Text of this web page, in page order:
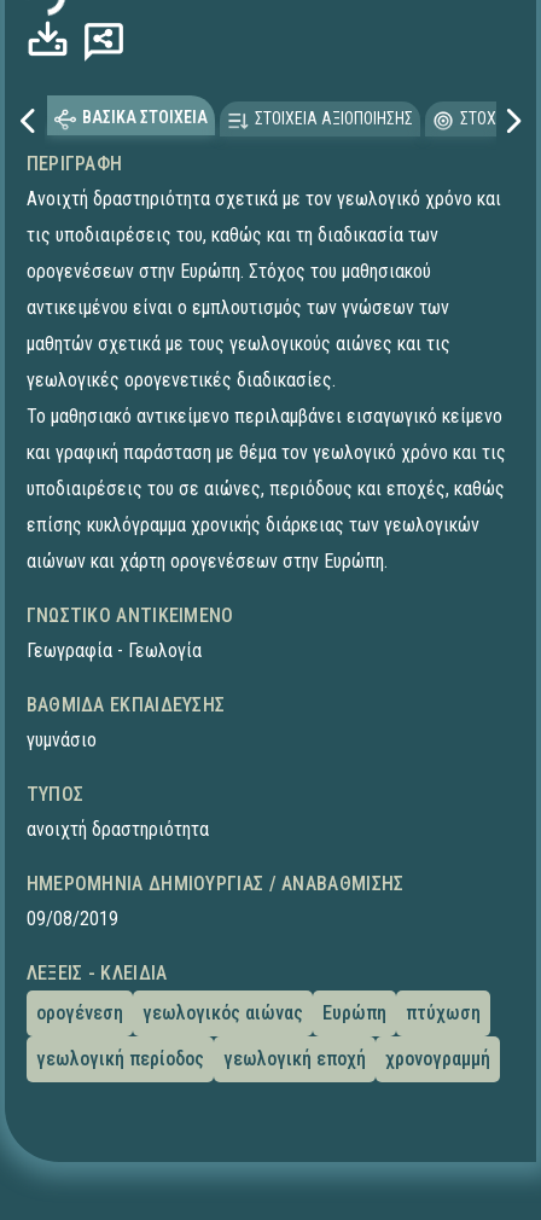
ΒΑΣΙΚΑ ΣΤΟΙΧΕΙΑ ΣΤΟΙΧΕΙΑ ΑΞΙΟΠΟΙΗΣΗΣ
ΠΕΡΙΓΡΑΦΉ
Ανοιχτή δραστηριότητα σχετικά με τον γεωλογικό χρόνο και
τις υποδιαιρέσεις του, καθώς και τη διαδικασία των
ορογενέσεων στην Ευρώπη. Στόχος του μαθησιακού
αντικειμένου είναι ο εμπλουτισμός των γνώσεων των
μαθητών σχετικά με τους γεωλογικούς αιώνες και τις
γεωλογικές ορογενετικές διαδικασίες.
Το μαθησιακό αντικείμενο περιλαμβάνει εισαγωγικό κείμενο
και γραφική παράσταση με θέμα τον γεωλογικό χρόνο και τις
υποδιαιρέσεις του σε αιώνες, περιόδους και εποχές, καθώς
επίσης κυκλόγραμμα χρονικής διάρκειας των γεωλογικών
αιώνων και χάρτη ορογενέσεων στην Ευρώπη.
ΓΝΩΣΤΙΚΌ ΑΝΤΙΚΕΊΜΕΝΟ
Γεωγραφία - Γεωλογία
ΒΑΘΜΊΔΑ ΕΚΠΑΊΔΕΥΣΗΣ
γυμνάσιο
ΤΎΠΟΣ
ανοιχτή δραστηριότητα
ΗΜΕΡΟΜΗΝΊΑ ΔΗΜΙΟΥΡΓΊΑΣ / ΑΝΑΒΆΘΜΙΣΗΣ
09/08/2019
ΛΈΞΕΙΣ - ΚΛΕΙΔΙΆ
ορογένεση
γεωλογικός αιώνας Ευρώπη
πτύχωση
γεωλογική περίοδος
γεωλογική εποχή χρονογραμμή